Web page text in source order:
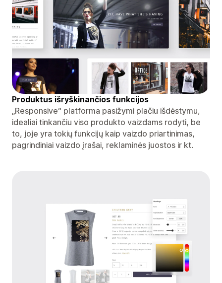
Produktus išryškinančios funkcijos
„Responsive“ platforma pasižymi plačiu išdėstymu,
idealiai tinkančiu viso produkto vaizdams rodyti, be
to, joje yra tokių funkcijų kaip vaizdo priartinimas,
pagrindiniai vaizdo įrašai, reklaminės juostos ir kt.